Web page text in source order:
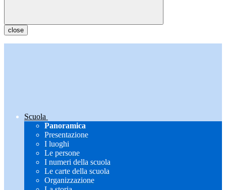
close
Scuola
Panoramica
Presentazione
I luoghi
Le persone
I numeri della scuola
Le carte della scuola
Organizzazione